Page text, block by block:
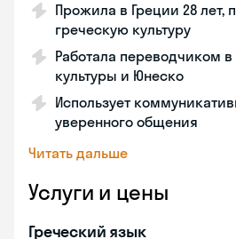
Прожила в Греции 28 лет,
греческую культуру
Работала переводчиком
культуры и Юнеско
Использует
уверенного общения
Читать дальше
Услуги и цены
Греческий язык